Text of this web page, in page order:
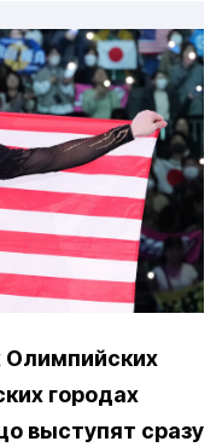
Олимпийских
городах
выступят сразу